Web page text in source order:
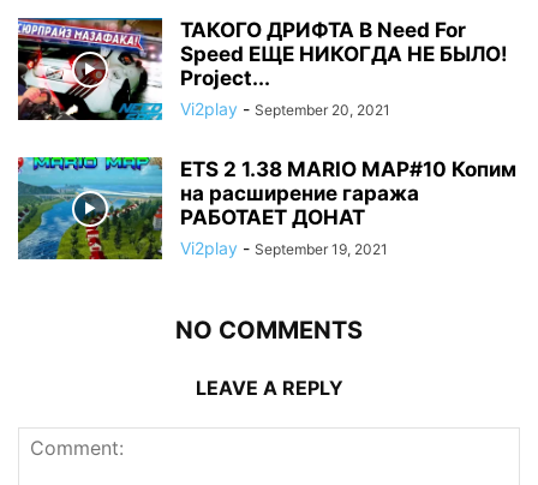
ТАКОГО ДРИФТА В Need For
Speed ЕЩЕ НИКОГДА НЕ БЫЛО!
Project...
Vi2play - September 20, 2021
ETS 2 1.38 MARIO MAP#10 Копим
на расширение гаража
РАБОТАЕТ ДОНАТ
Vi2play - September 19, 2021
NO COMMENTS
LEAVE A REPLY